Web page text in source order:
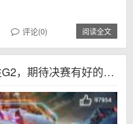
评论(0) 阅读全文
恭喜iG进入决赛，3:0战胜G2，期待决赛有好的发挥，加油iG